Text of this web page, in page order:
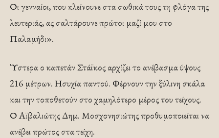
Οι γενναίοι, που κλείνουνε στα σωθικά τους τη φλόγα της
λευτεριάς, ας σαλτάρουνε πρώτοι μαζί μου στο
Παλαμήδι».
Ύστερα ο καπετάν Στάϊκος αρχίζει το ανέβασμα ύψους
216 μέτρων. Ησυχία παντού. Φέρνουν την ξύλινη σκάλα
και την τοποθετούν στο χαμηλότερο μέρος του τείχους.
Ο Αϊβαλιώτης Δημ. Μοσχονησιώτης προθυμοποιείται να
ανέβει πρώτος στα τείχη.